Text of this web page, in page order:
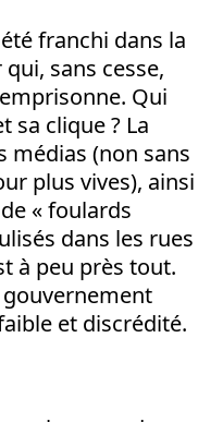
franchi dans la
sans cesse,
Qui
sa clique ? La
médias (non sans
plus vives), ainsi
« foulards
dans les rues
à peu près tout.
et discrédité.